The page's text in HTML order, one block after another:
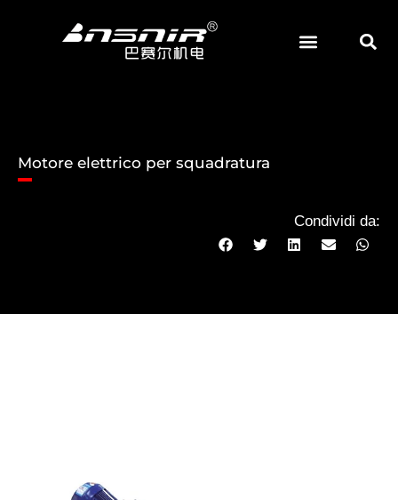
Motore elettrico per squadratura
Condividi da: